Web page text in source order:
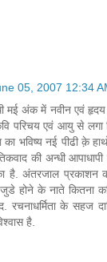
05, 2007 12:34
मई अंक में नवीन एवं हृदय
परिचय एवं आयु से
का भविष्य नई पीढी क़े
की अन्धी
है. अंतरजाल प्रकाशन
जुडे होने के नाते
रचनाधर्मिता के सहज
है.